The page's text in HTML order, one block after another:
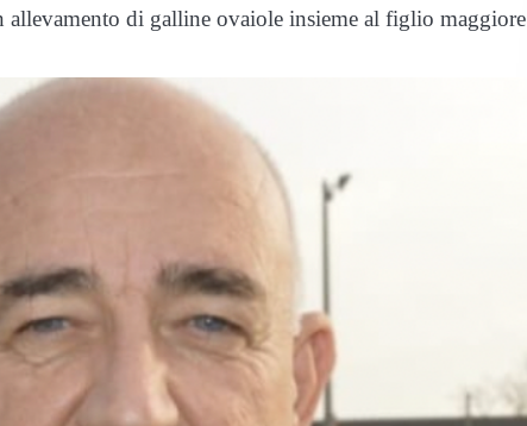
di galline ovaiole insieme al figlio maggiore